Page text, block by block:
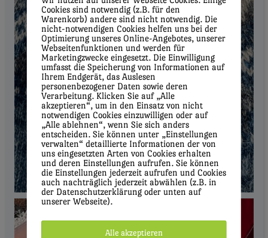
Cookies sind notwendig (z.B. für den
Warenkorb) andere sind nicht notwendig. Die
nicht-notwendigen Cookies helfen uns bei der
Optimierung unseres Online-Angebotes, unserer
Webseitenfunktionen und werden für
Marketingzwecke eingesetzt. Die Einwilligung
umfasst die Speicherung von Informationen auf
Ihrem Endgerät, das Auslesen
personenbezogener Daten sowie deren
Verarbeitung. Klicken Sie auf „Alle
akzeptieren“, um in den Einsatz von nicht
notwendigen Cookies einzuwilligen oder auf
„Alle ablehnen“, wenn Sie sich anders
entscheiden. Sie können unter „Einstellungen
verwalten“ detaillierte Informationen der von
uns eingesetzten Arten von Cookies erhalten
und deren Einstellungen aufrufen. Sie können
die Einstellungen jederzeit aufrufen und Cookies
auch nachträglich jederzeit abwählen (z.B. in
der Datenschutzerklärung oder unten auf
unserer Webseite).
Alle akzeptieren